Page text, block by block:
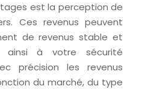
est la perception de
Ces revenus peuvent
de revenus stable et
ainsi à votre sécurité
précision les revenus
du marché, du type